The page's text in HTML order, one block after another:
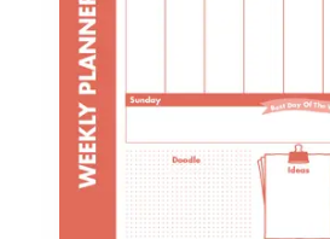
- ضعه في واقي الورقة واكتب
للأطفال طفلك على امتلاك الخطة - تحقق